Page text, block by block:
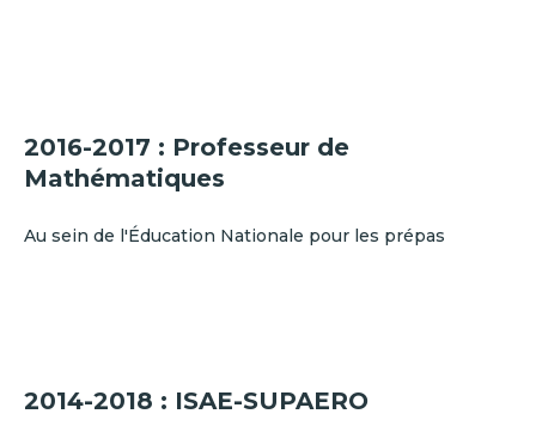
2016-2017 : Professeur de
Mathématiques
Au sein de l'Éducation Nationale pour les prépas
2014-2018 : ISAE-SUPAERO